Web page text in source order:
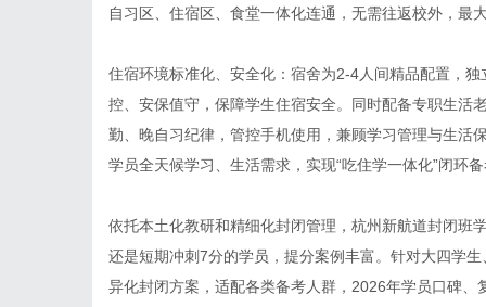
自习区、住宿区、食堂一体化连通，无需往返校外，最
住宿环境标准化、安全化：宿舍为2-4人间精品配置，
控、安保值守，保障学生住宿安全。同时配备专职生活
勤、晚自习纪律，管控手机使用，兼顾学习管理与生活
学员全天候学习、生活需求，实现“吃住学一体化”闭环
依托本土化教研和精细化封闭管理，杭州新航道封闭班
还是短期冲刺7分的学员，提分案例丰富。针对大四学
异化封闭方案，适配各类备考人群，2026年学员口碑、